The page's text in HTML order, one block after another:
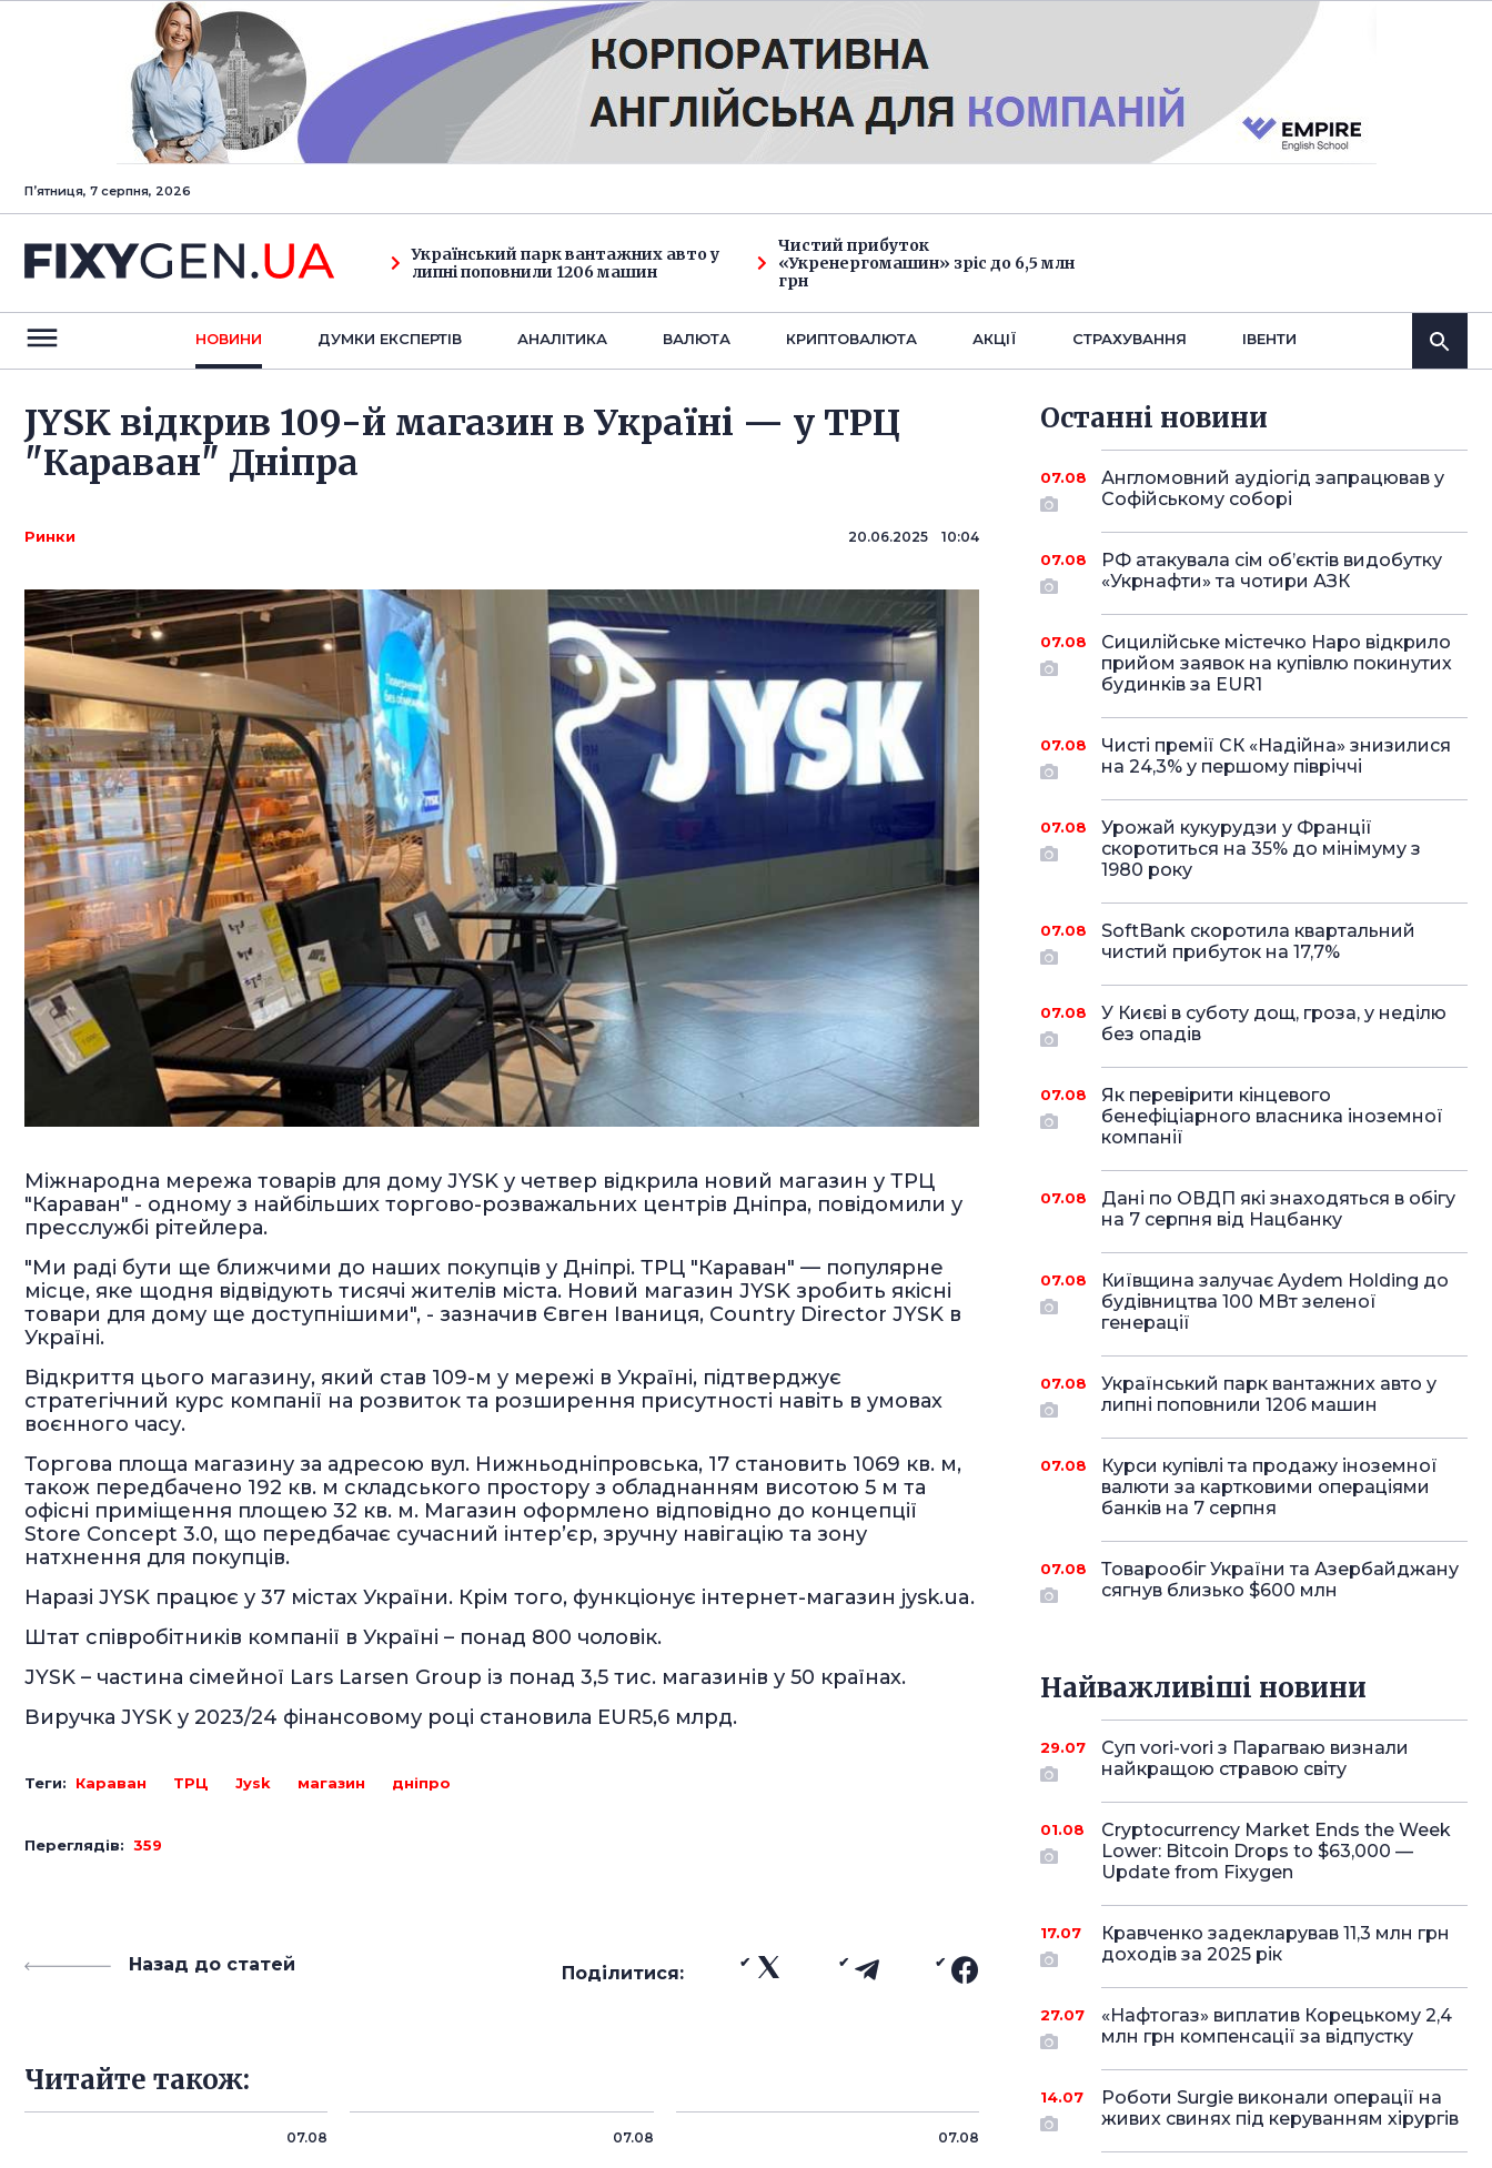
Пʼятниця, 7 серпня, 2026
Український парк вантажних авто у
липні поповнили 1206 машин
Чистий прибуток
«Укренергомашин» зріс до 6,5 млн
грн
НОВИНИ ДУМКИ ЕКСПЕРТIВ АНАЛIТИКА ВАЛЮТА КРИПТОВАЛЮТА АКЦІЇ СТРАХУВАННЯ IВЕНТИ
JYSK відкрив 109-й магазин в Україні — у ТРЦ
"Караван" Дніпра
Ринки 20.06.2025 10:04
Міжнародна мережа товарів для дому JYSK у четвер відкрила новий магазин у ТРЦ
"Караван" - одному з найбільших торгово-розважальних центрів Дніпра, повідомили у
пресслужбі рітейлера.
"Ми раді бути ще ближчими до наших покупців у Дніпрі. ТРЦ "Караван" — популярне
місце, яке щодня відвідують тисячі жителів міста. Новий магазин JYSK зробить якісні
товари для дому ще доступнішими", - зазначив Євген Іваниця, Country Director JYSK в
Україні.
Відкриття цього магазину, який став 109-м у мережі в Україні, підтверджує
стратегічний курс компанії на розвиток та розширення присутності навіть в умовах
воєнного часу.
Торгова площа магазину за адресою вул. Нижньодніпровська, 17 становить 1069 кв. м,
також передбачено 192 кв. м складського простору з обладнанням висотою 5 м та
офісні приміщення площею 32 кв. м. Магазин оформлено відповідно до концепції
Store Concept 3.0, що передбачає сучасний інтер’єр, зручну навігацію та зону
натхнення для покупців.
Наразі JYSK працює у 37 містах України. Крім того, функціонує інтернет-магазин jysk.ua.
Штат співробітників компанії в Україні – понад 800 чоловік.
JYSK – частина сімейної Lars Larsen Group із понад 3,5 тис. магазинів у 50 країнах.
Виручка JYSK у 2023/24 фінансовому році становила EUR5,6 млрд.
Теги: Караван ТРЦ Jysk магазин дніпро
Переглядів: 359
Назад до статей Поділитися:
Читайте також:
07.08 07.08 07.08
Останнi новини
07.08
Англомовний аудіогід запрацював у
Софійському соборі
07.08
РФ атакувала сім об’єктів видобутку
«Укрнафти» та чотири АЗК
07.08
Сицилійське містечко Наро відкрило
прийом заявок на купівлю покинутих
будинків за EUR1
07.08
Чисті премії СК «Надійна» знизилися
на 24,3% у першому півріччі
07.08
Урожай кукурудзи у Франції
скоротиться на 35% до мінімуму з
1980 року
07.08
SoftBank скоротила квартальний
чистий прибуток на 17,7%
07.08
У Києві в суботу дощ, гроза, у неділю
без опадів
07.08
Як перевірити кінцевого
бенефіціарного власника іноземної
компанії
07.08
Дані по ОВДП які знаходяться в обігу
на 7 серпня від Нацбанку
07.08
Київщина залучає Aydem Holding до
будівництва 100 МВт зеленої
генерації
07.08
Український парк вантажних авто у
липні поповнили 1206 машин
07.08
Курси купівлі та продажу іноземної
валюти за картковими операціями
банків на 7 серпня
07.08
Товарообіг України та Азербайджану
сягнув близько $600 млн
Найважливіші новини
29.07
Суп vori-vori з Парагваю визнали
найкращою стравою світу
01.08
Cryptocurrency Market Ends the Week
Lower: Bitcoin Drops to $63,000 —
Update from Fixygen
17.07
Кравченко задекларував 11,3 млн грн
доходів за 2025 рік
27.07
«Нафтогаз» виплатив Корецькому 2,4
млн грн компенсації за відпустку
14.07
Роботи Surgie виконали операції на
живих свинях під керуванням хірургів